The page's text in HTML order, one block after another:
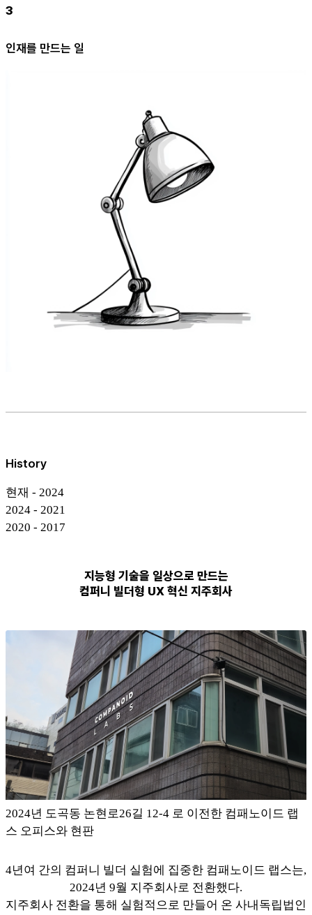
3
인재를 만드는 일
History
현재 - 2024
2024 - 2021
2020 - 2017
지능형 기술을 일상으로 만드는
컴퍼니 빌더형 UX 혁신 지주회사
2024년 도곡동 논현로26길 12-4 로 이전한 컴패노이드 랩
스 오피스와 현판
​4년여 간의 컴퍼니 빌더 실험에 집중한 컴패노이드 랩스는,
2024년 9월 지주회사로 전환했다.
지주회사 전환을 통해 실험적으로 만들어 온 사내독립법인